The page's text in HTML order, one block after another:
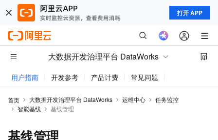
打开 APP
大数据开发治理平台 DataWorks
用户指南 开发参考 产品计费 常见问题
首页 大数据开发治理平台 DataWorks 运维中心
任务监控
智能基线
基线管理
基线管理